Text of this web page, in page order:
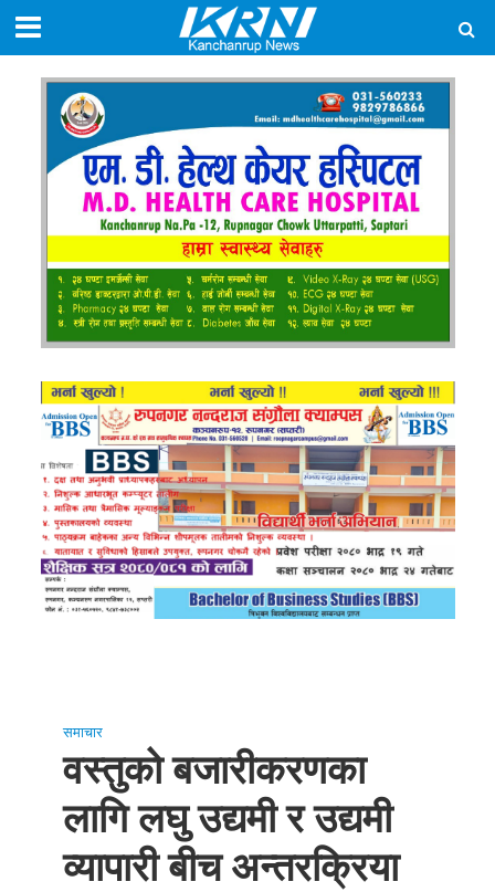
समाचार
वस्तुको बजारीकरणका
लागि लघु उद्यमी र उद्यमी
व्यापारी बीच अन्तरक्रिया